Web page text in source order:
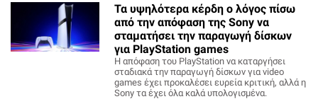
Τα υψηλότερα κέρδη ο λόγος πίσω
από την απόφαση της Sony να
σταματήσει την παραγωγή δίσκων
για PlayStation games
Η απόφαση του PlayStation να καταργήσει
σταδιακά την παραγωγή δίσκων για video
games έχει προκαλέσει ευρεία κριτική, αλλά η
Sony τα έχει όλα καλά υπολογισμένα.